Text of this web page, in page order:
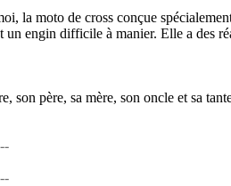
la moto de cross conçue
engin difficile à manier. Elle a des
père, sa mère, son oncle et sa